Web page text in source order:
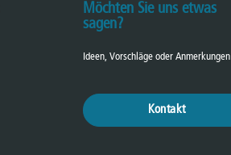
Möchten Sie uns etwas
sagen?
Ideen, Vorschläge oder Anmerkungen
Kontakt